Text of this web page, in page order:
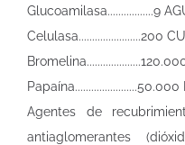
Glucoamilasa.................9
Celulasa.......................200 CU
Papaína.......................50.000
Agentes de
antiaglomerantes